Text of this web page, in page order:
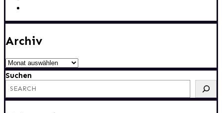
Archiv
Archiv
Suchen